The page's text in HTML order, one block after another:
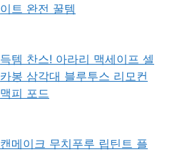
이트 완전 꿀템
득템 찬스! 아라리 맥세이프 셀
카봉 삼각대 블루투스 리모컨
맥피 포드
캔메이크 무치푸루 립틴트 플